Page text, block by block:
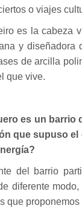
o viajes
es la cabeza
y diseñadora
de arcilla
que vive.
es un barrio
que supuso
del barrio
diferente
que